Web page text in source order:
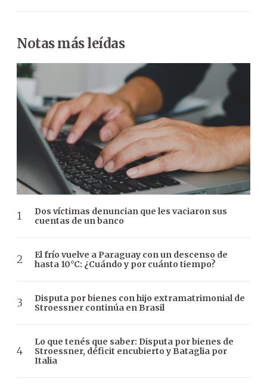
Notas más leídas
Dos víctimas denuncian que les vaciaron sus
cuentas de un banco
El frío vuelve a Paraguay con un descenso de
hasta 10°C: ¿Cuándo y por cuánto tiempo?
Disputa por bienes con hijo extramatrimonial de
Stroessner continúa en Brasil
Lo que tenés que saber: Disputa por bienes de
Stroessner, déficit encubierto y Bataglia por
Italia